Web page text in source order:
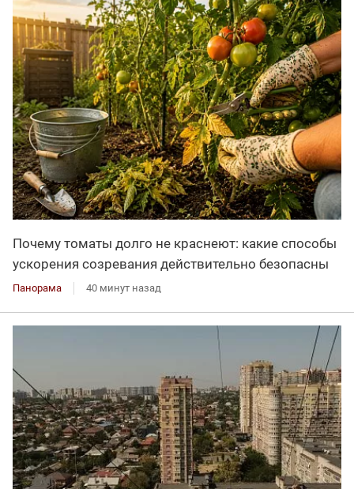
Почему томаты долго не краснеют: какие способы
ускорения созревания действительно безопасны
Панорама 40 минут назад